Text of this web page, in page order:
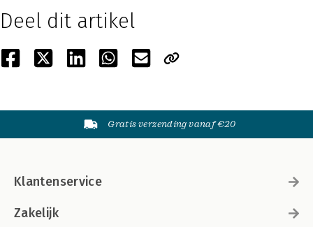
Deel dit artikel
Gratis verzending vanaf €20
Klantenservice
Zakelijk